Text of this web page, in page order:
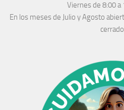
Viernes de 8:00 a
En los meses de Julio y Agosto